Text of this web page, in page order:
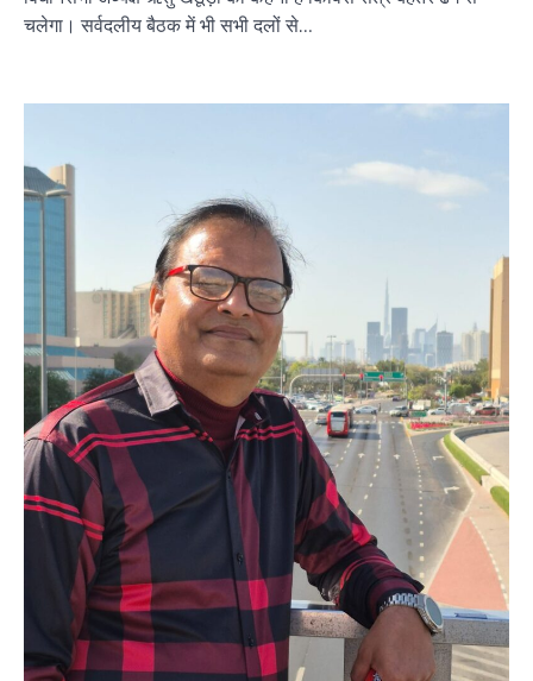
चलेगा। सर्वदलीय बैठक में भी सभी दलों से…